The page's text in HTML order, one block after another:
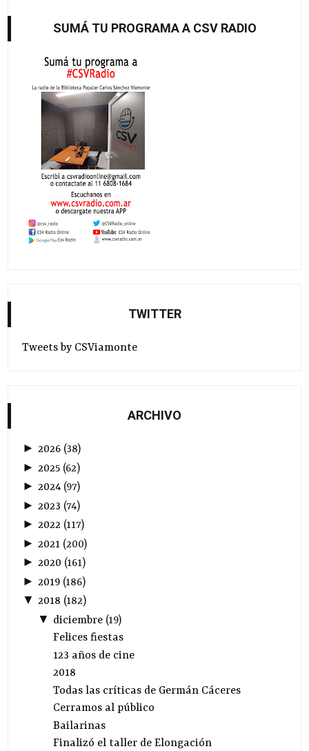
SUMÁ TU PROGRAMA A CSV RADIO
TWITTER
Tweets by CSViamonte
ARCHIVO
►2026 (38)
► 2025 (62)
►2024 (97)
► 2023 (74)
►2022 (117)
► 2021 (200)
►2020 (161)
► 2019 (186)
▼2018 (182)
▼ diciembre(19)
Felices fiestas
123 años de cine
2018
Todas las críticas de Germán Cáceres
Cerramos al público
Bailarinas
Finalizó el taller de Elongación